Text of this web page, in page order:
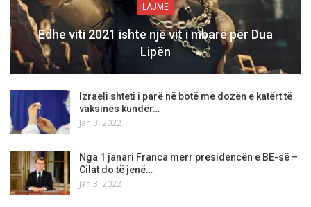
LAJME
Edhe viti 2021 ishte një vit i mbarë për Dua
Lipën
Izraeli shteti i parë në botë me dozën e katërt të
vaksinës kundër…
Jan 3, 2022
Nga 1 janari Franca merr presidencën e BE-së –
Cilat do të jenë…
Jan 3, 2022